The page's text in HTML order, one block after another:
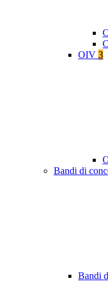
OIV 3
Bandi di
Bandi